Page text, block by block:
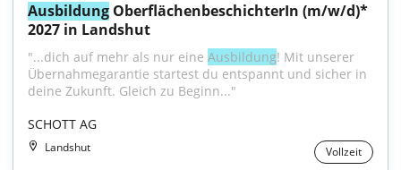
Ausbildung OberflächenbeschichterIn (m/w/d)*
2027 in Landshut
"...dich auf mehr als nur eine Ausbildung! Mit unserer
Übernahmegarantie startest du entspannt und sicher in
deine Zukunft. Gleich zu Beginn..."
SCHOTT AG
Landshut Vollzeit